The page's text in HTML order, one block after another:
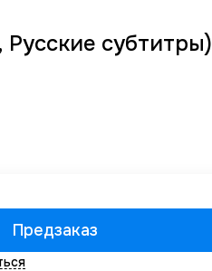
субтитры)
Предзаказ